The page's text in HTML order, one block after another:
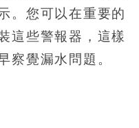
。您可以在重要的
這些警報器，這樣
察覺漏水問題。